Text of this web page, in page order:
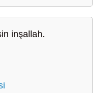
inşallah.